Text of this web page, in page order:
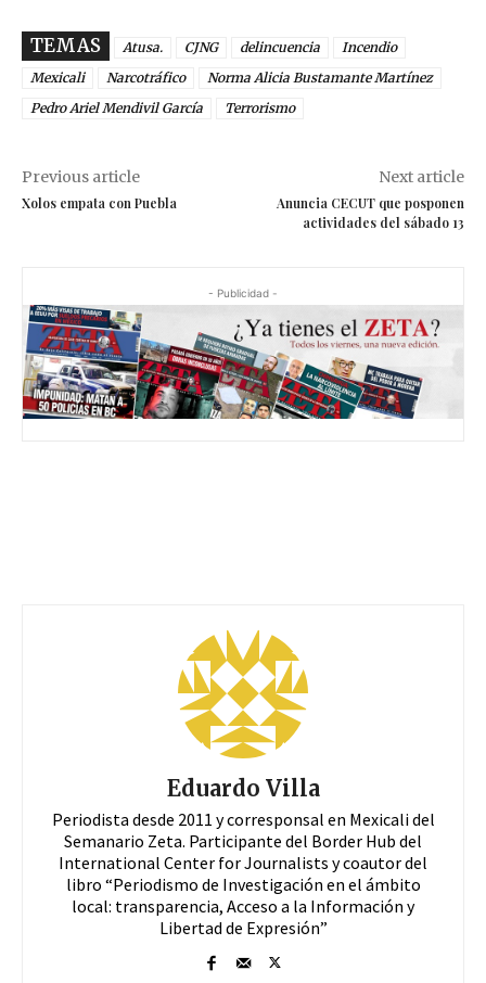
TEMAS Atusa. CJNG delincuencia
Incendio
Mexicali
Narcotráfico
Norma Alicia Bustamante Martínez
Pedro Ariel Mendivil García
Terrorismo
Previous article
Xolos empata con Puebla
Next article
Anuncia CECUT que posponen
actividades del sábado 13
- Publicidad -
Eduardo Villa
Periodista desde 2011 y corresponsal en Mexicali del
Semanario Zeta. Participante del Border Hub del
International Center for Journalists y coautor del
libro “Periodismo de Investigación en el ámbito
local: transparencia, Acceso a la Información y
Libertad de Expresión”